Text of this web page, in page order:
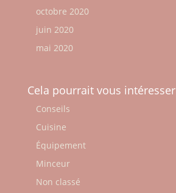
octobre 2020
juin 2020
mai 2020
Cela pourrait vous intéresser
Conseils
Cuisine
Équipement
Minceur
Non classé